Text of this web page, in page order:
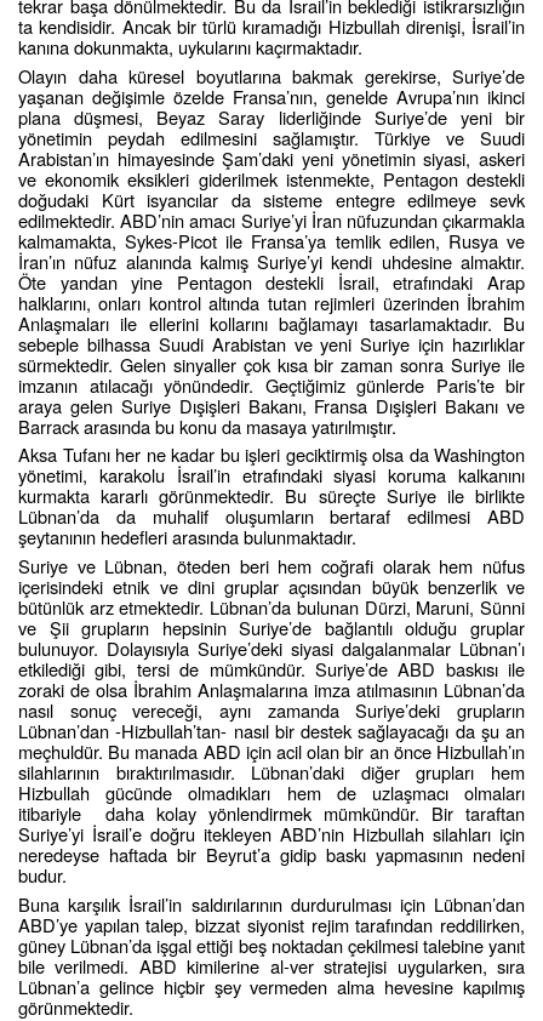
tekrar başa dönülmektedir. Bu da İsrail’in beklediği istikrarsızlığın
ta kendisidir. Ancak bir türlü kıramadığı Hizbullah direnişi, İsrail’in
kanına dokunmakta, uykularını kaçırmaktadır.
Olayın daha küresel boyutlarına bakmak gerekirse, Suriye’de
yaşanan değişimle özelde Fransa’nın, genelde Avrupa’nın ikinci
plana düşmesi, Beyaz Saray liderliğinde Suriye’de yeni bir
yönetimin peydah edilmesini sağlamıştır. Türkiye ve Suudi
Arabistan’ın himayesinde Şam’daki yeni yönetimin siyasi, askeri
ve ekonomik eksikleri giderilmek istenmekte, Pentagon destekli
doğudaki Kürt isyancılar da sisteme entegre edilmeye sevk
edilmektedir. ABD’nin amacı Suriye’yi İran nüfuzundan çıkarmakla
kalmamakta, Sykes-Picot ile Fransa’ya temlik edilen, Rusya ve
İran’ın nüfuz alanında kalmış Suriye’yi kendi uhdesine almaktır.
Öte yandan yine Pentagon destekli İsrail, etrafındaki Arap
halklarını, onları kontrol altında tutan rejimleri üzerinden İbrahim
Anlaşmaları ile ellerini kollarını bağlamayı tasarlamaktadır. Bu
sebeple bilhassa Suudi Arabistan ve yeni Suriye için hazırlıklar
sürmektedir. Gelen sinyaller çok kısa bir zaman sonra Suriye ile
imzanın atılacağı yönündedir. Geçtiğimiz günlerde Paris’te bir
araya gelen Suriye Dışişleri Bakanı, Fransa Dışişleri Bakanı ve
Barrack arasında bu konu da masaya yatırılmıştır.
Aksa Tufanı her ne kadar bu işleri geciktirmiş olsa da Washington
yönetimi, karakolu İsrail’in etrafındaki siyasi koruma kalkanını
kurmakta kararlı görünmektedir. Bu süreçte Suriye ile birlikte
Lübnan’da da muhalif oluşumların bertaraf edilmesi ABD
şeytanının hedefleri arasında bulunmaktadır.
Suriye ve Lübnan, öteden beri hem coğrafi olarak hem nüfus
içerisindeki etnik ve dini gruplar açısından büyük benzerlik ve
bütünlük arz etmektedir. Lübnan’da bulunan Dürzi, Maruni, Sünni
ve Şii grupların hepsinin Suriye’de bağlantılı olduğu gruplar
bulunuyor. Dolayısıyla Suriye’deki siyasi dalgalanmalar Lübnan’ı
etkilediği gibi, tersi de mümkündür. Suriye’de ABD baskısı ile
zoraki de olsa İbrahim Anlaşmalarına imza atılmasının Lübnan’da
nasıl sonuç vereceği, aynı zamanda Suriye’deki grupların
Lübnan’dan -Hizbullah’tan- nasıl bir destek sağlayacağı da şu an
meçhuldür. Bu manada ABD için acil olan bir an önce Hizbullah’ın
silahlarının bıraktırılmasıdır. Lübnan’daki diğer grupları hem
Hizbullah gücünde olmadıkları hem de uzlaşmacı olmaları
itibariyle
daha kolay yönlendirmek mümkündür. Bir taraftan
Suriye’yi İsrail’e doğru itekleyen ABD’nin Hizbullah silahları için
neredeyse haftada bir Beyrut’a gidip baskı yapmasının nedeni
budur.
Buna karşılık İsrail’in saldırılarının durdurulması için Lübnan’dan
ABD’ye yapılan talep, bizzat siyonist rejim tarafından reddilirken,
güney Lübnan’da işgal ettiği beş noktadan çekilmesi talebine yanıt
bile verilmedi. ABD kimilerine al-ver stratejisi uygularken, sıra
Lübnan’a gelince hiçbir şey vermeden alma hevesine kapılmış
görünmektedir.